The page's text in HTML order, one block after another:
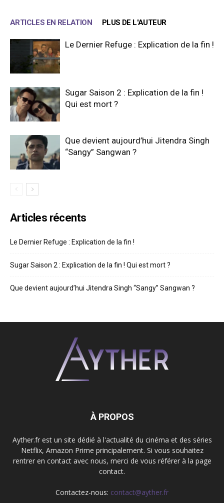
ARTICLES EN RELATION PLUS DE L'AUTEUR
Le Dernier Refuge : Explication de la fin !
Sugar Saison 2 : Explication de la fin !
Qui est mort ?
Que devient aujourd’hui Jitendra Singh
“Sangy” Sangwan ?
Articles récents
Le Dernier Refuge : Explication de la fin !
Sugar Saison 2 : Explication de la fin ! Qui est mort ?
Que devient aujourd’hui Jitendra Singh “Sangy” Sangwan ?
À PROPOS
Ayther.fr est un site dédié à l'actualité du cinéma et des séries
Netflix, Amazon Prime principalement. Si vous souhaitez
rentrer en contact avec nous, merci de vous référer à la page
contact.
Contactez-nous: contact@ayther.fr